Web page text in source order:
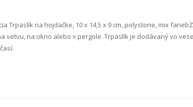
Trpaslík na hojdačke, 10 x 14,5 x 9 cm, polystone, mix
vetvu, na okno alebo v pergole. Trpaslík je dodávaný vo